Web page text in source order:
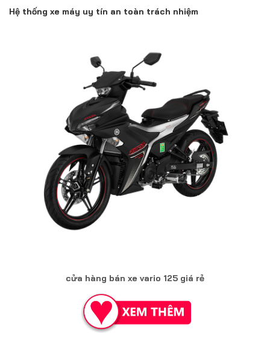
Hệ thống xe máy uy tín an toàn trách nhiệm
cửa hàng bán xe vario 125 giá rẻ